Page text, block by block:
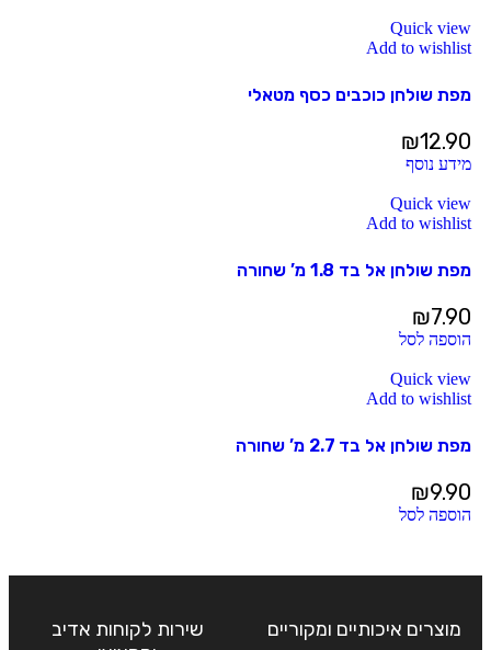
Quick view
Add to wishlist
מפת שולחן כוכבים כסף מטאלי
₪12.90
מידע נוסף
Quick view
Add to wishlist
מפת שולחן אל בד 1.8 מ’ שחורה
₪7.90
הוספה לסל
Quick view
Add to wishlist
מפת שולחן אל בד 2.7 מ’ שחורה
₪9.90
הוספה לסל
מוצרים איכותיים ומקוריים
שירות לקוחות אדיב